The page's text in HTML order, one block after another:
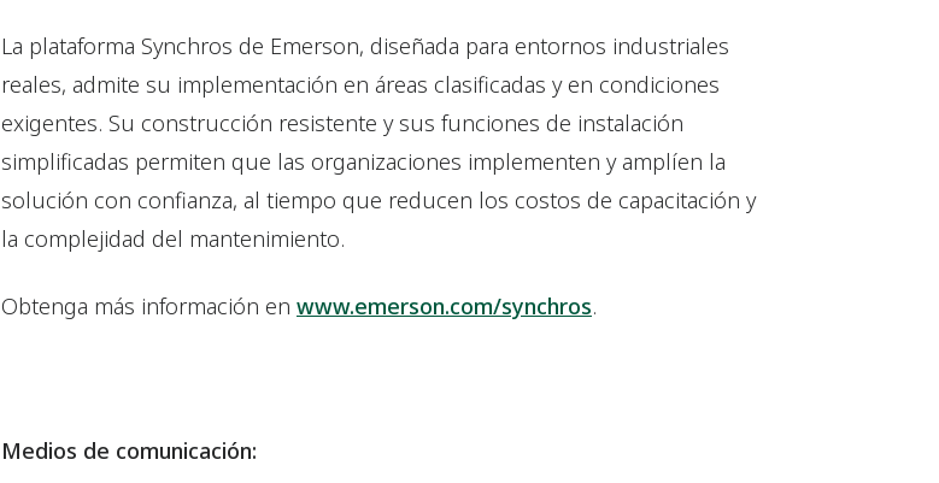
La plataforma Synchros de Emerson, diseñada para entornos industriales
reales, admite su implementación en áreas clasificadas y en condiciones
exigentes. Su construcción resistente y sus funciones de instalación
simplificadas permiten que las organizaciones implementen y amplíen la
solución con confianza, al tiempo que reducen los costos de capacitación y
la complejidad del mantenimiento.
Obtenga más información en www.emerson.com/synchros.
Medios de comunicación: